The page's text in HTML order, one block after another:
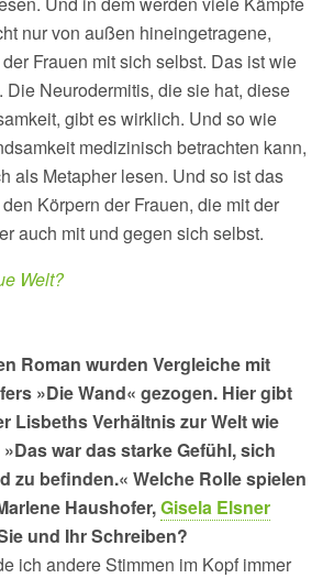
nur von außen hineingetragene,
Frauen mit sich selbst. Das ist wie
Die Neurodermitis, die sie hat, diese
gibt es wirklich. Und so wie
medizinisch betrachten kann,
als Metapher lesen. Und so ist das
Körpern der Frauen, die mit der
auch mit und gegen sich selbst.
Welt?
Roman wurden Vergleiche mit
»Die Wand« gezogen. Hier gibt
Lisbeths Verhältnis zur Welt wie
war das starke Gefühl, sich
zu befinden.« Welche Rolle spielen
Haushofer,Gisela Elsner
und Ihr Schreiben?
ich andere Stimmen im Kopf immer